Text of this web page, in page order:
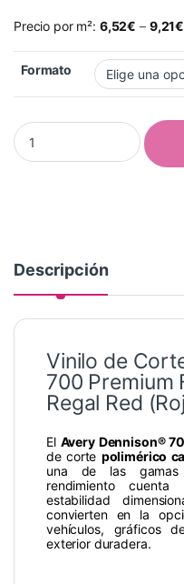
Precio por m²: 6,52€ – 9,21€
Formato
Vinilo Avery 700 Rojo
Descripción
Vinilo de
700 Premium
Regal Red
El Avery Dennison®
de corte polimérico
una de las
rendimiento
estabilidad
convierten en la
vehículos, gráficos
exterior duradera.